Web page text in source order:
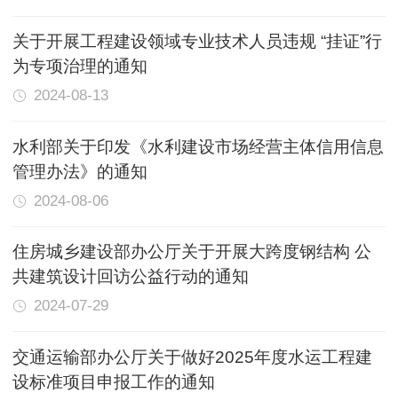
关于开展工程建设领域专业技术人员违规 “挂证”行
为专项治理的通知
2024-08-13
水利部关于印发《水利建设市场经营主体信用信息
管理办法》的通知
2024-08-06
住房城乡建设部办公厅关于开展大跨度钢结构 公
共建筑设计回访公益行动的通知
2024-07-29
交通运输部办公厅关于做好2025年度水运工程建
设标准项目申报工作的通知